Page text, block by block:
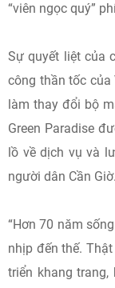
“viên ngọc quý”
Sự quyết liệt của
công thần tốc
làm thay đổi bộ
Green Paradise
lồ về dịch vụ và
người dân Cần Giờ.
“Hơn 70 năm
nhịp đến thế.
triển khang